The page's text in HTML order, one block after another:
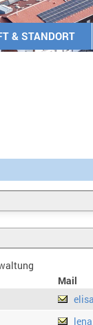
& STANDORT
Mail